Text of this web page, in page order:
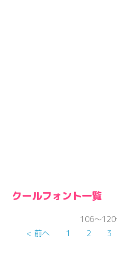
クールフォント一覧
106～
< 前へ
1 2 3